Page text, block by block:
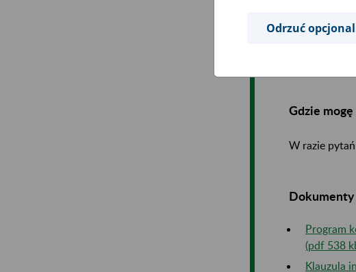
Jak się
Gdzie
W razie
Dokumenty
Program
(pdf 538
Klauzula
Odrzuć